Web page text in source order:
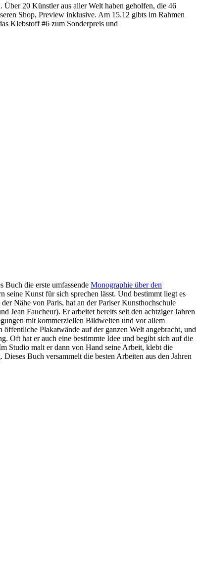
20 Künstler aus aller Welt haben geholfen, die 46
Shop, Preview inklusive. Am 15.12 gibts im Rahmen
Klebstoff #6 zum Sonderpreis und
Buch die erste umfassende Monographie über den
seine Kunst für sich sprechen lässt. Und bestimmt liegt es
Nähe von Paris, hat an der Pariser Kunsthochschule
Faucheur). Er arbeitet bereits seit den achtziger Jahren
mit kommerziellen Bildwelten und vor allem
Plakatwände auf der ganzen Welt angebracht, und
Oft hat er auch eine bestimmte Idee und begibt sich auf die
Studio malt er dann von Hand seine Arbeit, klebt die
Buch versammelt die besten Arbeiten aus den Jahren